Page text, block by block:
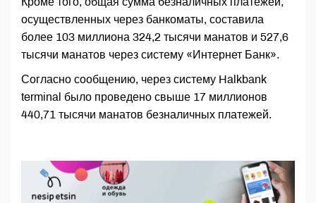
осуществленных через банкоматы, составила
более 103 миллиона 324,2 тысячи манатов и 527,6
тысячи манатов через систему «Интернет Банк».
Согласно сообщению, через систему Halkbank
terminal было проведено свыше 17 миллионов
440,71 тысячи манатов безналичных платежей.